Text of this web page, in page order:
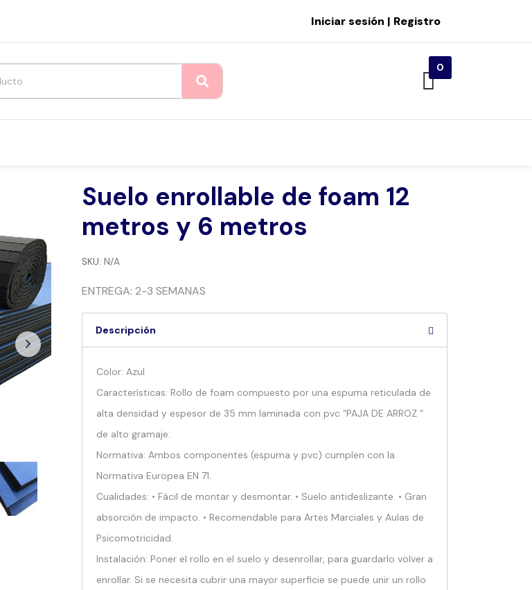
Iniciar sesión | Registro
0
Suelo enrollable de foam 12
metros y 6 metros
SKU: N/A
ENTREGA: 2-3 SEMANAS
Descripción
Color: Azul
Características: Rollo de foam compuesto por una espuma reticulada de
alta densidad y espesor de 35 mm laminada con pvc “PAJA DE ARROZ “
de alto gramaje.
Normativa: Ambos componentes (espuma y pvc) cumplen con la
Normativa Europea EN 71.
Cualidades: • Fácil de montar y desmontar. • Suelo antideslizante. • Gran
absorción de impacto. • Recomendable para Artes Marciales y Aulas de
Psicomotricidad.
Instalación: Poner el rollo en el suelo y desenrollar, para guardarlo volver a
enrollar. Si se necesita cubrir una mayor superficie se puede unir un rollo